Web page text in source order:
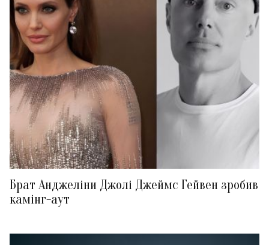
Брат Анджеліни Джолі Джеймс Гейвен зробив
камінг-аут